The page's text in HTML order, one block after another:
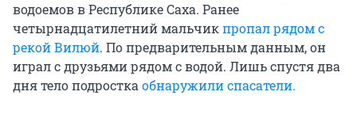
водоемов в Республике Саха. Ранее
четырнадцатилетний мальчикпропал рядом с
рекой Вилюй. По предварительным данным, он
играл с друзьями рядом с водой. Лишь спустя два
дня тело подросткаобнаружили спасатели.